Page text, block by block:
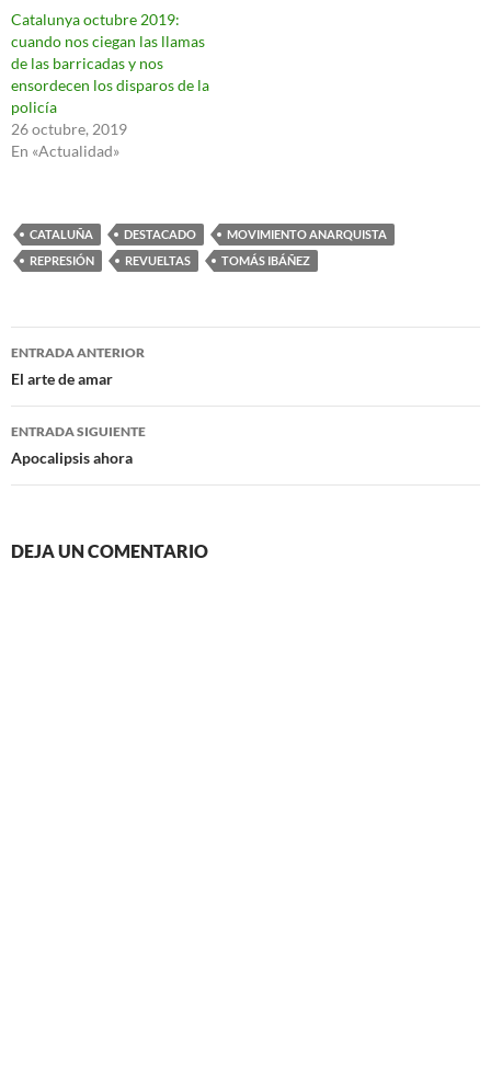
Catalunya octubre 2019:
cuando nos ciegan las llamas
de las barricadas y nos
ensordecen los disparos de la
policía
26 octubre, 2019
En «Actualidad»
CATALUÑA DESTACADO
MOVIMIENTO ANARQUISTA
REPRESIÓN
REVUELTAS TOMÁS IBÁÑEZ
Navegación
de
entradas
ENTRADA ANTERIOR
El arte de amar
ENTRADA SIGUIENTE
Apocalipsis ahora
DEJA UN COMENTARIO